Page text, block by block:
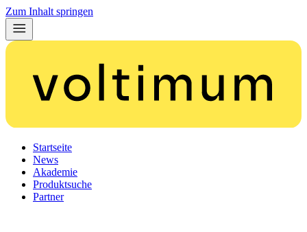
Zum Inhalt springen
Startseite
News
Akademie
Produktsuche
Partner